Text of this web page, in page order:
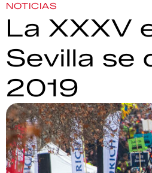
NOTICIAS
La XXXV
Sevilla se
2019